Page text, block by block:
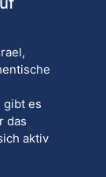
gibt es
das
aktiv